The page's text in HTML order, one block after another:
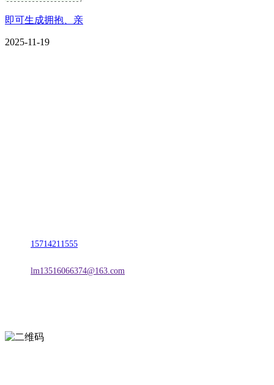
即可生成拥抱、亲
2025-11-19
15714211555
lm13516066374@163.com